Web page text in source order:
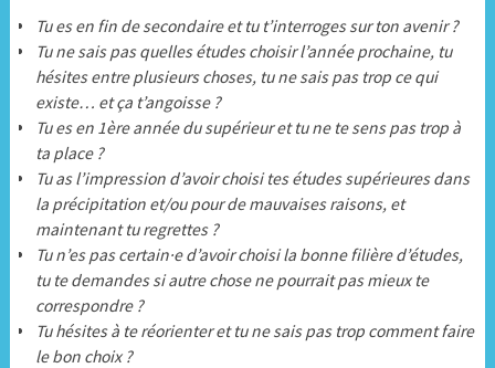
Tu es en fin de secondaire et tu t’interroges sur ton avenir ?
Tu ne sais pas quelles études choisir l’année prochaine, tu
hésites entre plusieurs choses, tu ne sais pas trop ce qui
existe… et ça t’angoisse ?
Tu es en 1ère année du supérieur et tu ne te sens pas trop à
ta place ?
Tu as l’impression d’avoir choisi tes études supérieures dans
la précipitation et/ou pour de mauvaises raisons, et
maintenant tu regrettes ?
Tu n’es pas certain·e d’avoir choisi la bonne filière d’études,
tu te demandes si autre chose ne pourrait pas mieux te
correspondre ?
Tu hésites à te réorienter et tu ne sais pas trop comment faire
le bon choix ?